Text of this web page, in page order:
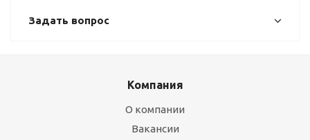
Задать вопрос
Компания
О компании
Вакансии